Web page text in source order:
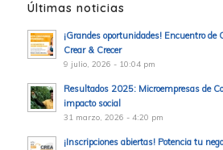
Últimas noticias
¡Grandes oportunidades! Encuentro de
Crear & Crecer
9 julio, 2026 - 10:04 pm
Resultados 2025: Microempresas de
impacto social
31 marzo, 2026 - 4:20 pm
¡Inscripciones abiertas! Potencia tu